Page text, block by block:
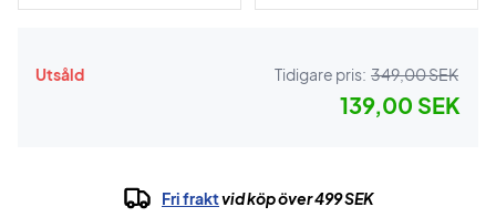
Utsåld Tidigare pris: 349,00 SEK
139,00 SEK
Fri fraktvid köp över 499 SEK